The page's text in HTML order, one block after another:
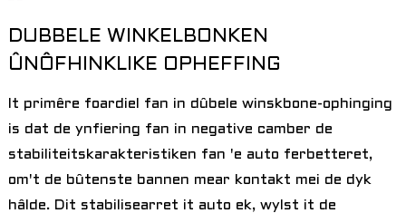
DUBBELE WINKELBONKEN
ÛNÔFHINKLIKE OPHEFFING
It primêre foardiel fan in dûbele winskbone-ophinging
is dat de ynfiering fan in negative camber de
stabiliteitskarakteristiken fan 'e auto ferbetteret,
om't de bûtenste bannen mear kontakt mei de dyk
hâlde. Dit stabilisearret it auto ek, wylst it de